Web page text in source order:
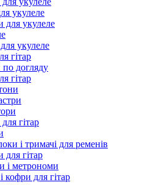
укулеле
для укулеле
укулеле
гітар
по догляду
гітар
гітар
і тримачі для ременів
для гітар
і метрономи
кофри для гітар